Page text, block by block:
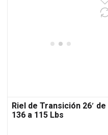
Riel de Transición 26′ de
136 a 115 Lbs